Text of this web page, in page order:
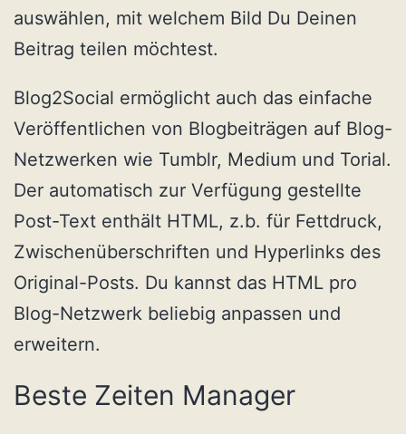
auswählen, mit welchem Bild Du Deinen
Beitrag teilen möchtest.
Blog2Social ermöglicht auch das einfache
Veröffentlichen von Blogbeiträgen auf Blog-
Netzwerken wie Tumblr, Medium und Torial.
Der automatisch zur Verfügung gestellte
Post-Text enthält HTML, z.b. für Fettdruck,
Zwischenüberschriften und Hyperlinks des
Original-Posts. Du kannst das HTML pro
Blog-Netzwerk beliebig anpassen und
erweitern.
Beste Zeiten Manager